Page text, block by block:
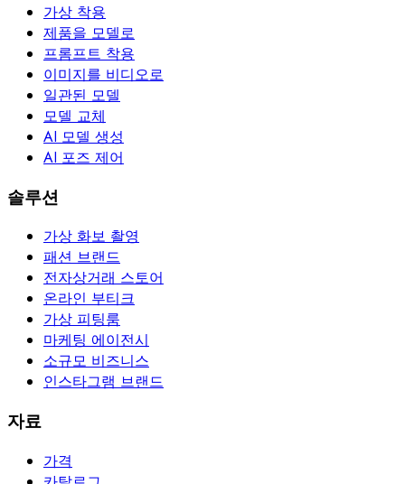
가상 착용
제품을 모델로
프롬프트 착용
이미지를 비디오로
일관된 모델
모델 교체
AI 모델 생성
AI 포즈 제어
솔루션
가상 화보 촬영
패션 브랜드
전자상거래 스토어
온라인 부티크
가상 피팅룸
마케팅 에이전시
소규모 비즈니스
인스타그램 브랜드
자료
가격